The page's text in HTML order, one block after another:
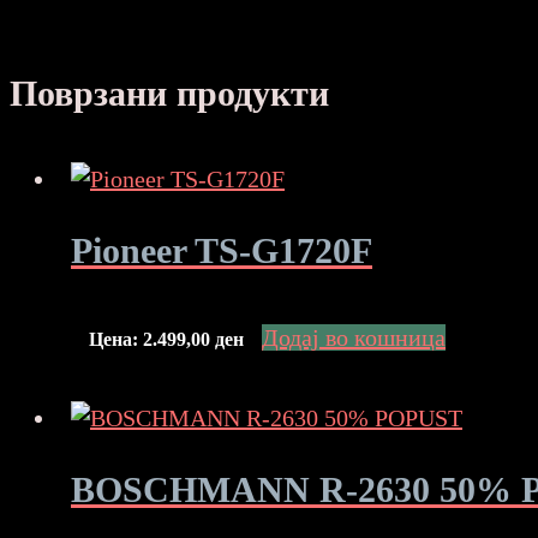
Поврзани продукти
Pioneer TS-G1720F
Цена: 2.499,00 ден Додај во кошница
BOSCHMANN R-2630 50%